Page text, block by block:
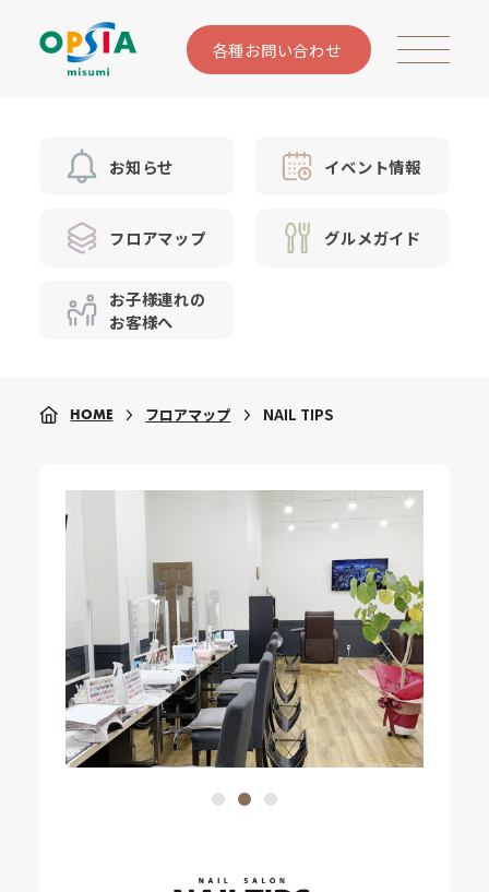
各種お問い合わせ
お知らせ イベント情報
フロアマップ グルメガイド
お子様連れの
お客様へ
HOME フロアマップ NAIL TIPS